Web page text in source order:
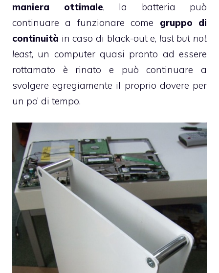
maniera ottimale, la batteria può
continuare a funzionare come gruppo di
continuità in caso di black-out e, last but not
least, un computer quasi pronto ad essere
rottamato è rinato e può continuare a
svolgere egregiamente il proprio dovere per
un po’ di tempo.